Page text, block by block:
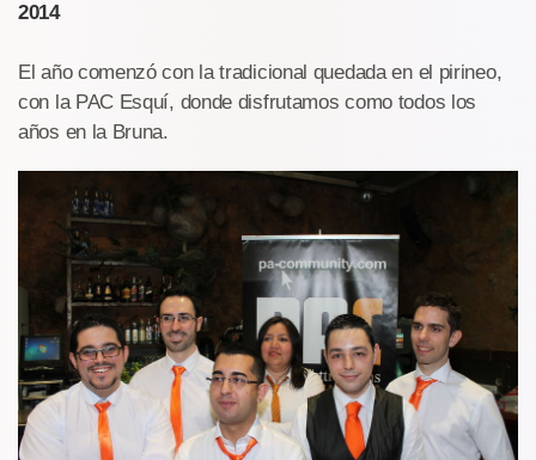
2014
El año comenzó con la tradicional quedada en el pirineo,
con la PAC Esquí, donde disfrutamos como todos los
años en la Bruna.